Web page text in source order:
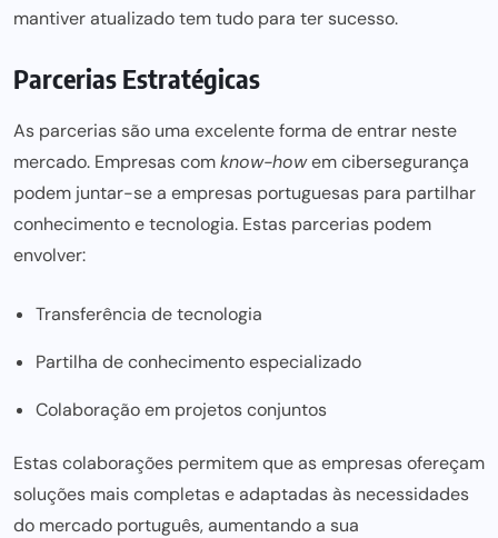
mantiver atualizado tem tudo para ter sucesso.
Parcerias Estratégicas
As parcerias são uma excelente forma de entrar neste
mercado. Empresas comknow-howem cibersegurança
podem juntar-se a empresas portuguesas para partilhar
conhecimento e tecnologia. Estas parcerias podem
envolver:
Transferência de tecnologia
Partilha de conhecimento especializado
Colaboração em projetos conjuntos
Estas colaborações permitem que as empresas ofereçam
soluções mais completas e adaptadas às necessidades
do mercado português, aumentando a sua